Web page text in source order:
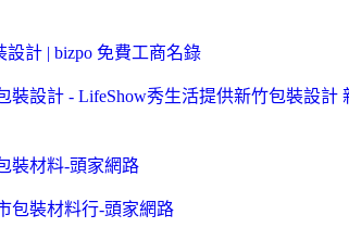
計 | bizpo 免費工商名錄
裝設計 - LifeShow秀生活提供新竹包裝設計
裝材料-頭家網路
包裝材料行-頭家網路